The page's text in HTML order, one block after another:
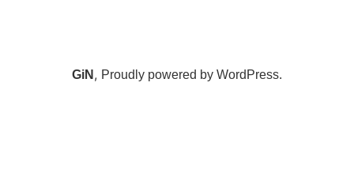
GiN , Proudly powered by WordPress.